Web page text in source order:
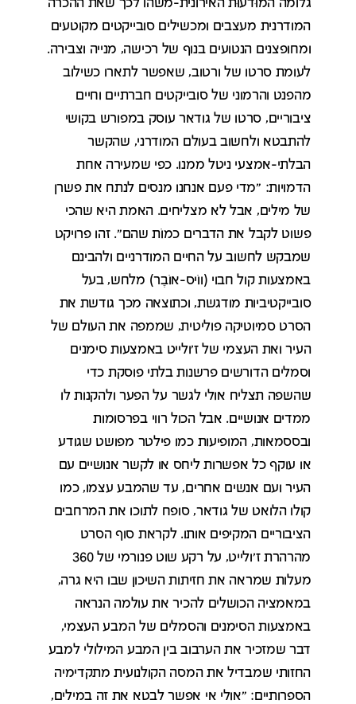
גלומה המוּדעוּת האירונית-משהו לכך שאת ההכרה
המודרנית מעצבים ומכשילים סובייקטים מקוטעים
ומחופצנים הנטועים בנוף של רכישה, מנייה וצבירה.
לעומת סרטו של ורטוב, שאפשר לתארו כשילוב
מהפנט והרמוני של סובייקטים חברתיים וחיים
ציבוריים, סרטו של גודאר עוסק במפורש בקושי
להתבטא ולחשוב בעולם המודרני, שהקשר
הבלתי-אמצעי ניטל ממנו. כפי שמעירה אחת
הדמויות: "מדי פעם אנחנו מנסים לנתח את פשרן
של מילים, אבל לא מצליחים. האמת היא שהכי
פשוט לקבל את הדברים כמוֹת שהם". זהו פרויקט
שמבקש לחשוב על החיים המודרניים ולהבינם
באמצעות קול חבוי (ווֹיס-אוֹבֶר) מלחש, בעל
סובייקטיביות מודגשת, וכתוצאה מכך גודשת את
הסרט סמיוטיקה פוליטית, שממפה את העולם של
העיר ואת העצמי של ז'ולייט באמצעות סימנים
וסמלים הדורשים פרשנות בלתי פוסקת כדי
שהשפה תצליח אולי לגשר על הפער ולהקנות לו
ממדים אנושיים. אבל הכול רווי בפרסומות
ובססמאות, המופיעות כמו פילטר מפושט שגודע
או עוקף כל אפשרות ליחס או לקשר אנושיים עם
העיר ועם אנשים אחרים, עד שהמבע עצמו, כמו
קולו הלואט של גודאר, סופח לתוכו את המרחבים
הציבוריים המקיפים אותו. לקראת סוף הסרט
מהרהרת ז'ולייט, על רקע שוט פנורמי של 360
מעלות שמראה את חזיתות השיכון שבו היא גרה,
במאמציה הכושלים להכיר את עולמה הנראה
באמצעות הסימנים והסמלים של המבע העצמי,
דבר שמזכיר את הערבוב בין המבע המילולי למבע
החזותי שמבדיל את המסה הקולנועית מתקדימיה
הספרותיים: "אולי אי אפשר לבטא את זה במילים,